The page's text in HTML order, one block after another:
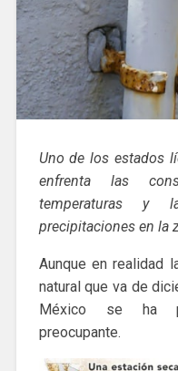
Uno de los estados
enfrenta las
temperaturas y
precipitaciones en la
Aunque en realidad
natural que va de
México se ha
preocupante.